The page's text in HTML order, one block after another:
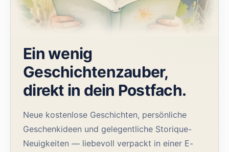
Ein wenig
Geschichtenzauber,
direkt in dein Postfach.
Neue kostenlose Geschichten, persönliche
Geschenkideen und gelegentliche Storique-
Neuigkeiten — liebevoll verpackt in einer E-